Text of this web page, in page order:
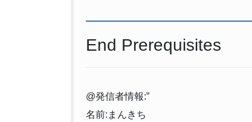
End Prerequisites
@発信者情報:”
名前:まんきち